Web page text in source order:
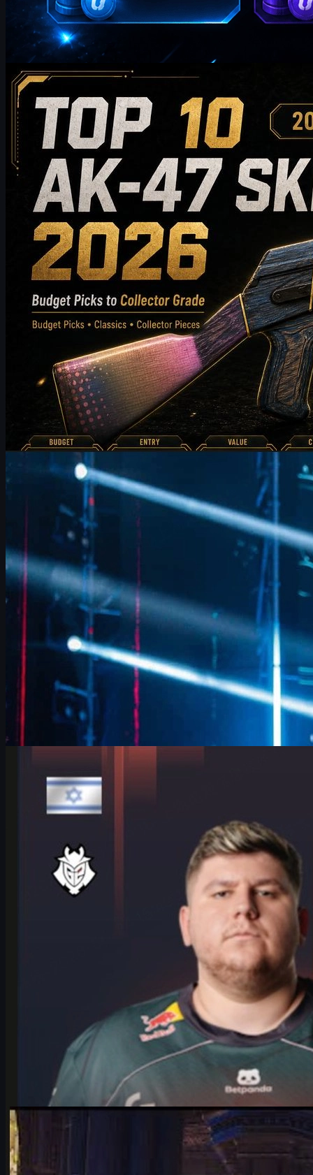
William Miller
Counter-Strike 2Mai 19, 2026
Die 10 besten AK-47-Skins 2026: Von Budget-Picks
bis zur Sammlerklasse
Entdecke die 10 besten AK-47-Skins 2026 – von
budgetfreundlichen bis zu exklusiven Sammlerstücken. Dieser
Guide vergleicht Stil, Preis, Abnutzung, Marktwert und Tipps,
damit CS2-Spieler den perfekten AK-47-Skin für ihr Inventar
Mai 19, 2026
von Michael
Johnson
Counter-Strike 2Juni 17, 2026
FalleN und FURIA: Anpassungen, Overpass & CS2
FalleN spricht über FURIAs Weg zu den IEM Cologne Playoffs,
Taktik-Anpassungen auf Overpass und worauf Fans beim Major
und CS2 Skins achten sollten.
Juni 17, 2026
HeavyGod über G2, Major-Druck und csgo skins in
Interview mit G2s Anchor HeavyGod zum IEM Cologne Major
2026: Mindset, Vorbereitung, Teamchemie und warum Details
über Sieg oder Niederlage entscheiden.
Juni 17, 2026
vonMichael
Counter-Strike 2Juni 17, 2026
IEM Cologne 2026: Falcons vs. Vitality – Analyse,
Storyline & csgo skins